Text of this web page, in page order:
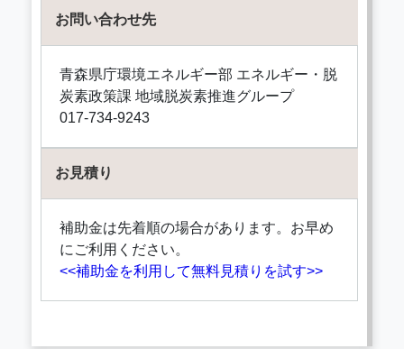
お問い合わせ先
青森県庁環境エネルギー部 エネルギー・脱
炭素政策課 地域脱炭素推進グループ
017-734-9243
お見積り
補助金は先着順の場合があります。お早め
にご利用ください。
<<補助金を利用して無料見積りを試す>>